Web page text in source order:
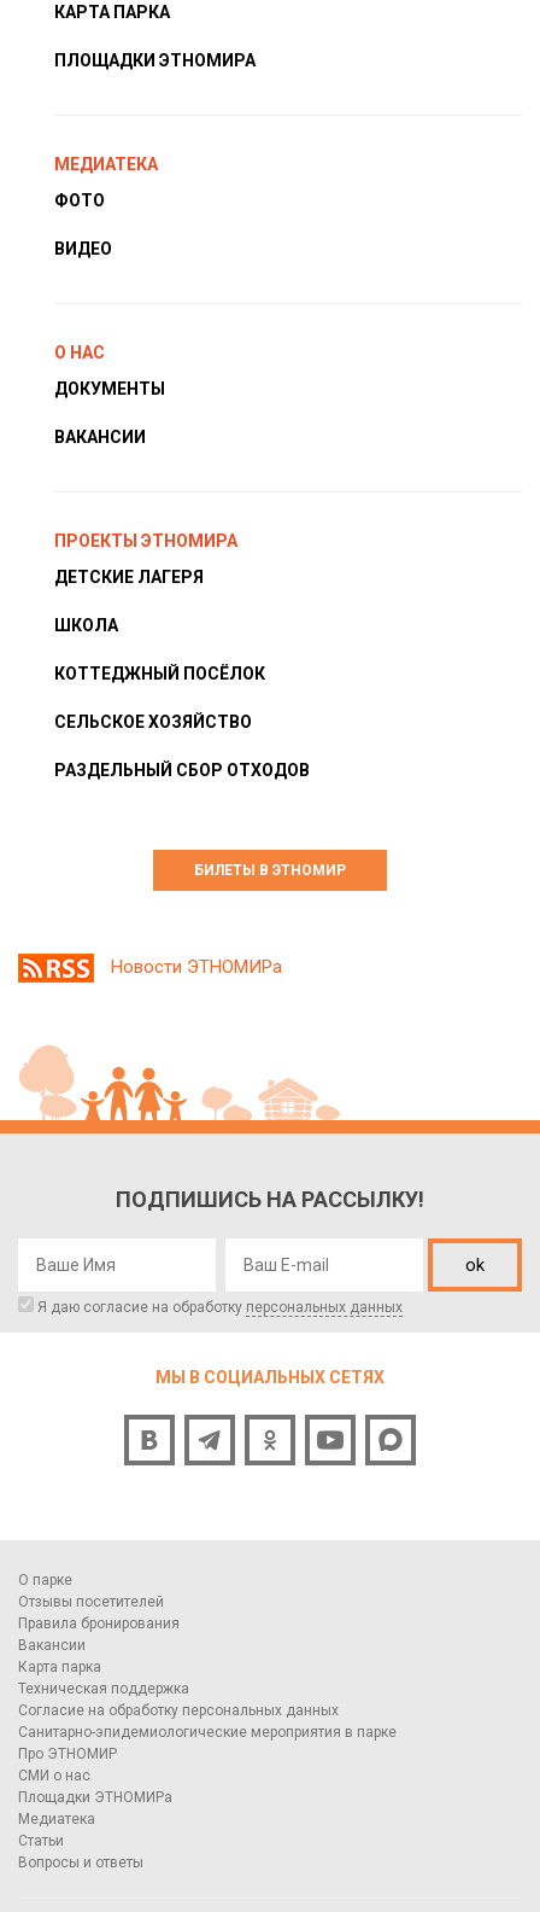
КАРТА ПАРКА
ПЛОЩАДКИ ЭТНОМИРА
МЕДИАТЕКА
ФОТО
ВИДЕО
О НАС
ДОКУМЕНТЫ
ВАКАНСИИ
ПРОЕКТЫ ЭТНОМИРА
ДЕТСКИЕ ЛАГЕРЯ
ШКОЛА
КОТТЕДЖНЫЙ ПОСЁЛОК
СЕЛЬСКОЕ ХОЗЯЙСТВО
РАЗДЕЛЬНЫЙ СБОР ОТХОДОВ
БИЛЕТЫ В ЭТНОМИР
Новости ЭТНОМИРа
ПОДПИШИСЬ НА РАССЫЛКУ!
ok
Я даю согласие на обработку персональных данных
МЫ В СОЦИАЛЬНЫХ СЕТЯХ
О парке
Отзывы посетителей
Правила бронирования
Вакансии
Карта парка
Техническая поддержка
Согласие на обработку персональных данных
Санитарно-эпидемиологические мероприятия в парке
Про ЭТНОМИР
СМИ о нас
Площадки ЭТНОМИРа
Медиатека
Статьи
Вопросы и ответы